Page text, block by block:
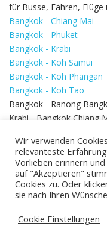
für Busse, Fähren,
Bangkok - Chiang Mai
Bangkok - Phuket
Bangkok - Krabi
Bangkok - Koh Samui
Bangkok - Koh Phangan
Bangkok - Koh Tao
Bangkok - Ranong
Krabi - Bangkok Chiang
Bangkok - Hua Hin
Wir verwenden
relevanteste
Vorlieben erinnern
auf "Akzeptieren"
Cookies zu. Oder
sie nach Ihren
Cookie Einstellungen